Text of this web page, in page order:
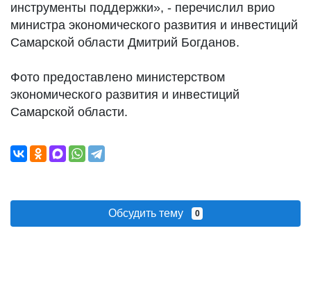
инструменты поддержки», - перечислил врио
министра экономического развития и инвестиций
Самарской области Дмитрий Богданов.
Фото предоставлено министерством
экономического развития и инвестиций
Самарской области.
Обсудить тему 0